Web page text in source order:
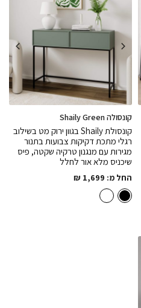
קונסולה Shaily Green
קונסולת Shaily בגוון ירוק מט בשילוב
רגלי מתכת דקיקות צבועות בתנור
מגירות עם מנגנון טרקיה שקטה, פיס
שיכניס מלא אור לחלל
החל מ: ₪ 1,699